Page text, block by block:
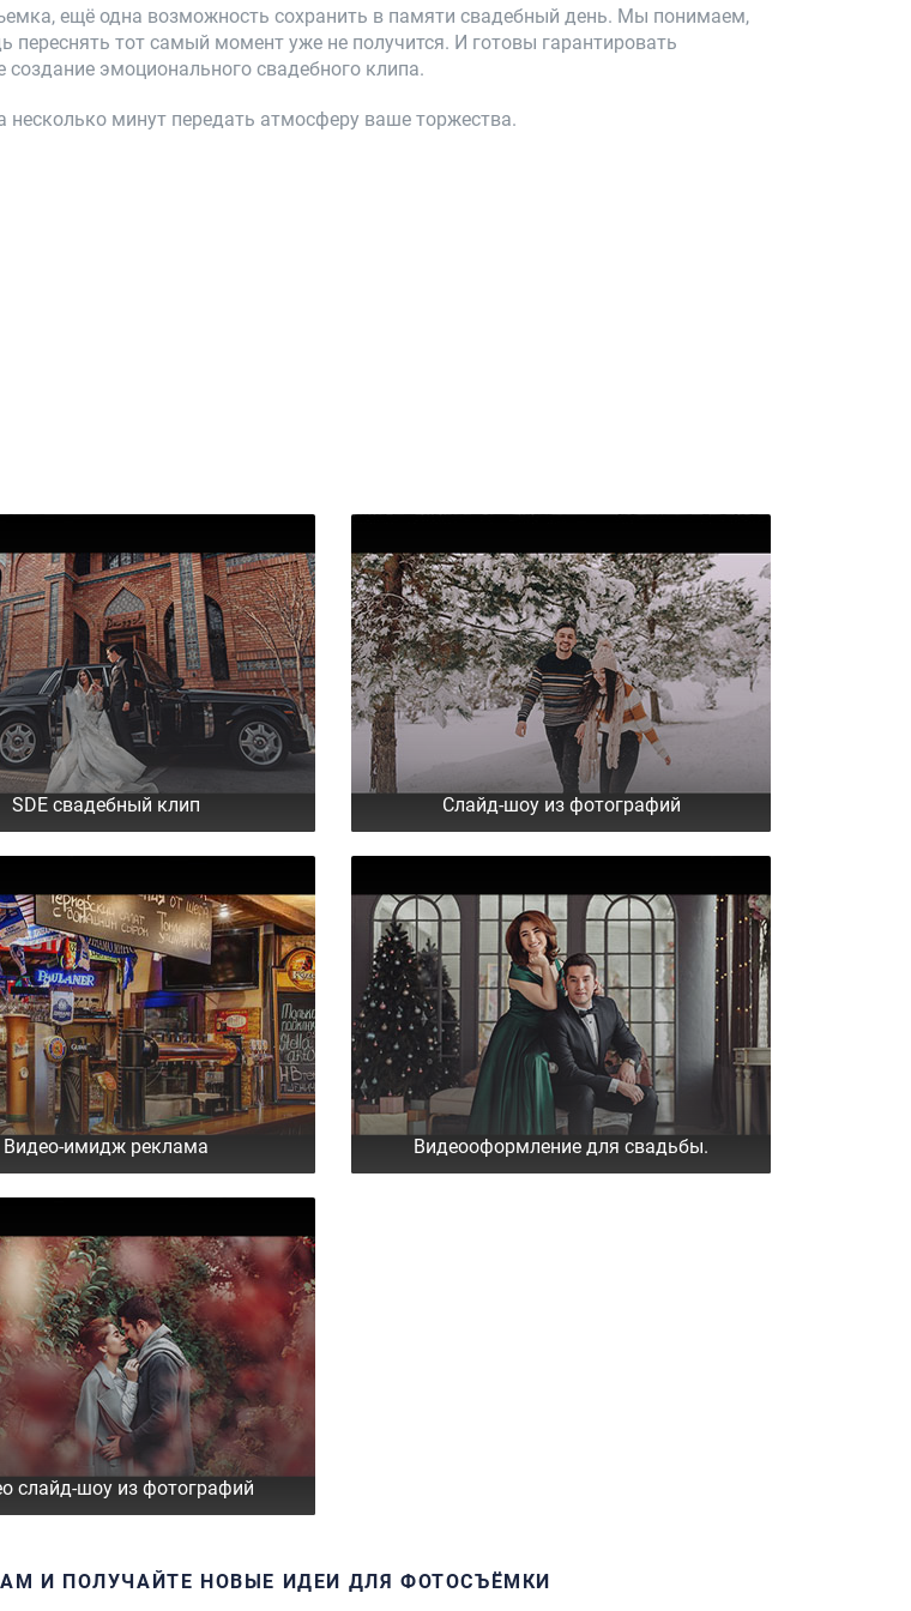
ещё одна возможность сохранить в памяти свадебный день. Мы понимаем,
переснять тот самый момент уже не получится. И готовы гарантировать
эмоционального свадебного клипа.
минут передать атмосферу ваше торжества.
SDE свадебный клип Слайд-шоу из фотографий
Видео-имидж реклама Видеооформление для свадьбы.
слайд-шоу из фотографий
И ПОЛУЧАЙТЕ НОВЫЕ ИДЕИ ДЛЯ ФОТОСЪЁМКИ